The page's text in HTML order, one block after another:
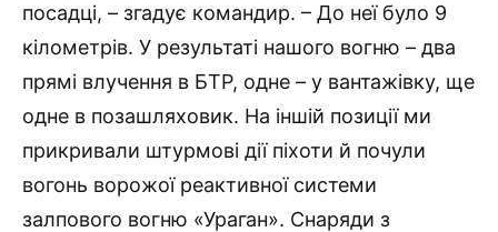
посадці, – згадує командир. – До неї було 9
кілометрів. У результаті нашого вогню – два
прямі влучення в БТР, одне – у вантажівку, ще
одне в позашляховик. На іншій позиції ми
прикривали штурмові дії піхоти й почули
вогонь ворожої реактивної системи
залпового вогню «Ураган». Снаряди з